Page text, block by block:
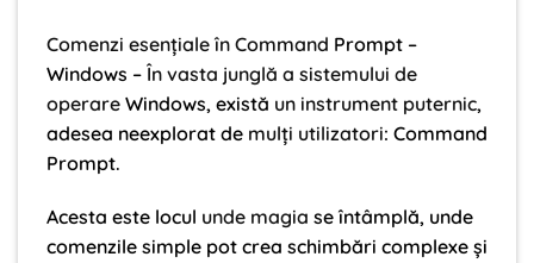
Comenzi esențiale în Command Prompt –
Windows – În vasta junglă a sistemului de
operare Windows, există un instrument puternic,
adesea neexplorat de mulți utilizatori: Command
Prompt.
Acesta este locul unde magia se întâmplă, unde
comenzile simple pot crea schimbări complexe și